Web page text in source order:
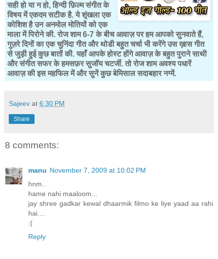
सही हो या न हो, हिन्दी फ़िल्म संगीत के
विषय में एकदम सटीक है. ये शृंखला एक
कोशिश है उन अनमोल मोतियों को एक
माला में पिरोने की. रोज शाम 6-7 के बीच आवाज़ पर हम आपको सुनवाते हैं,
गुज़रे दिनों का एक चुनिंदा गीत और थोडी बहुत चर्चा भी करेंगे उस ख़ास गीत
से जुड़ी हुई कुछ बातों की. यहाँ आपके होस्ट होंगे आवाज़ के बहुत पुराने साथी
और संगीत सफर के हमसफ़र सुजॉय चटर्जी. तो रोज शाम अवश्य पधारें
आवाज़ की इस महफिल में और सुनें कुछ बेमिसाल सदाबहार नग्में.
Sajeev at 6:30 PM
Share
8 comments:
manu November 7, 2009 at 10:02 PM
hnm..
hame nahi maaloom...
jay shree gadkar kewal dhaarmik filmo ke liye yaad aa rahi
hai....
:(
Reply